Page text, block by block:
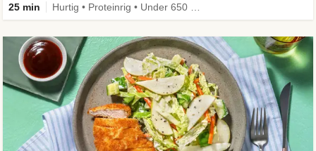
25 min